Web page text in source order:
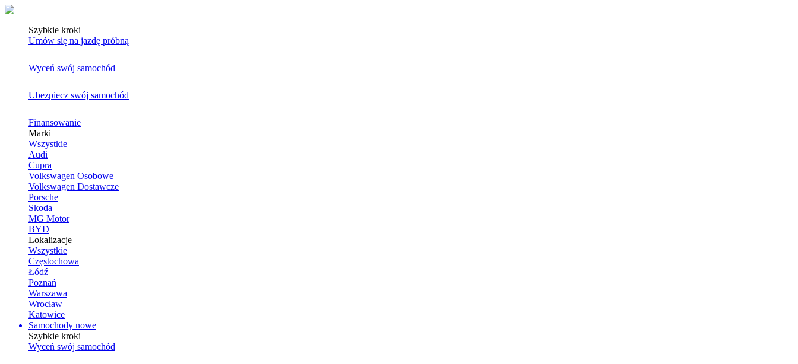
Szybkie kroki
Umów się na jazdę próbną
Wyceń swój samochód
Ubezpiecz swój samochód
Finansowanie
Marki
Wszystkie
Audi
Cupra
Volkswagen Osobowe
Volkswagen Dostawcze
Porsche
Skoda
MG Motor
BYD
Lokalizacje
Wszystkie
Częstochowa
Łódź
Poznań
Warszawa
Wrocław
Katowice
Samochody nowe
Szybkie kroki
Wyceń swój samochód